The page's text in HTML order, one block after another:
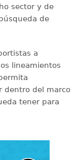
sector y de
de
a
lineamientos
dentro del marco
tener para